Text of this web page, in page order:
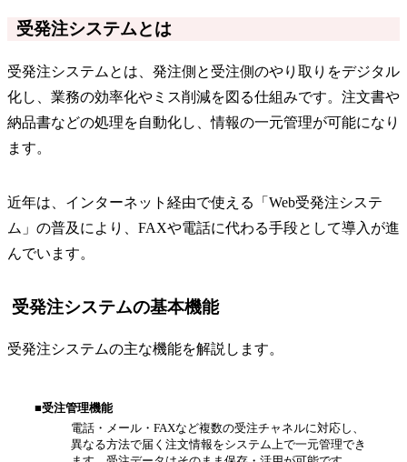
受発注システムとは
受発注システムとは、発注側と受注側のやり取りをデジタル
化し、業務の効率化やミス削減を図る仕組みです。注文書や
納品書などの処理を自動化し、情報の一元管理が可能になり
ます。
近年は、インターネット経由で使える「Web受発注システ
ム」の普及により、FAXや電話に代わる手段として導入が進
んでいます。
受発注システムの基本機能
受発注システムの主な機能を解説します。
■受注管理機能
電話・メール・FAXなど複数の受注チャネルに対応し、
異なる方法で届く注文情報をシステム上で一元管理でき